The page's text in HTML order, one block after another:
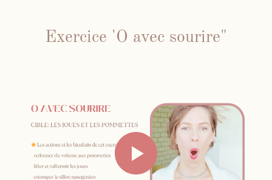
Exercice 'O avec sourire"